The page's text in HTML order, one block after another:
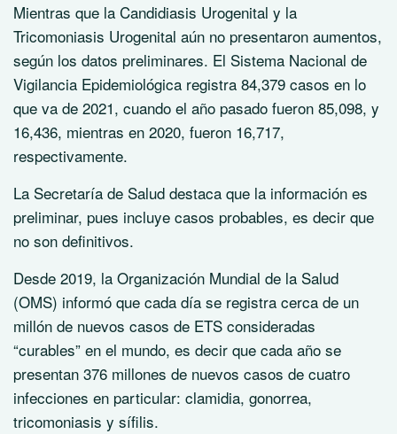
Mientras que la Candidiasis Urogenital y la
Tricomoniasis Urogenital aún no presentaron aumentos,
según los datos preliminares. El Sistema Nacional de
Vigilancia Epidemiológica registra 84,379 casos en lo
que va de 2021, cuando el año pasado fueron 85,098, y
16,436, mientras en 2020, fueron 16,717,
respectivamente.
La Secretaría de Salud destaca que la información es
preliminar, pues incluye casos probables, es decir que
no son definitivos.
Desde 2019, la Organización Mundial de la Salud
(OMS) informó que cada día se registra cerca de un
millón de nuevos casos de ETS consideradas
“curables” en el mundo, es decir que cada año se
presentan 376 millones de nuevos casos de cuatro
infecciones en particular: clamidia, gonorrea,
tricomoniasis y sífilis.